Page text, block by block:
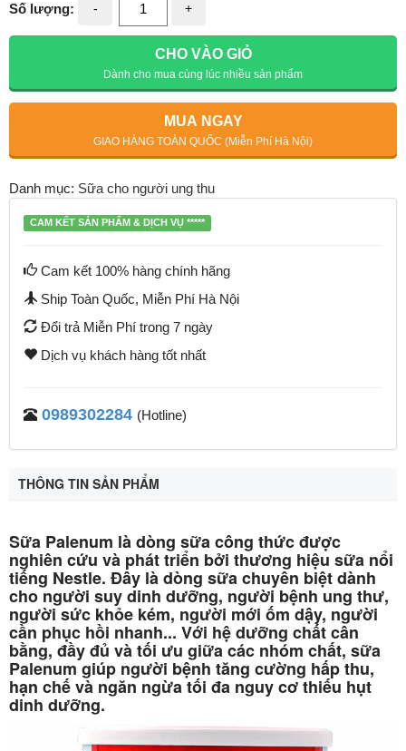
Số lượng: - +
CHO VÀO GIỎ
Dành cho mua cùng lúc nhiều sản phẩm
MUA NGAY
GIAO HÀNG TOÀN QUỐC (Miễn Phí Hà Nội)
Danh mục: Sữa cho người ung thu
CAM KẾT SẢN PHẨM & DỊCH VỤ *****
Cam kết 100% hàng chính hãng
Ship Toàn Quốc, Miễn Phí Hà Nội
Đổi trả Miễn Phí trong 7 ngày
Dịch vụ khách hàng tốt nhất
0989302284 (Hotline)
THÔNG TIN SẢN PHẨM
Sữa Palenum là dòng sữa công thức được
nghiên cứu và phát triển bởi thương hiệu sữa nổi
tiếng Nestle. Đây là dòng sữa chuyên biệt dành
cho người suy dinh dưỡng, người bệnh ung thư,
người sức khỏe kém, người mới ốm dậy, người
cần phục hồi nhanh... Với hệ dưỡng chất cân
bằng, đầy đủ và tối ưu giữa các nhóm chất, sữa
Palenum giúp người bệnh tăng cường hấp thu,
hạn chế và ngăn ngừa tối đa nguy cơ thiếu hụt
dinh dưỡng.